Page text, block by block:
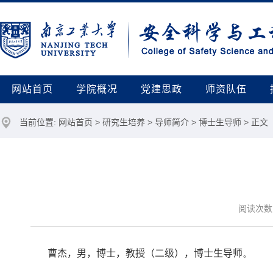
网站首页 学院概况 党建思政 师资队伍
当前位置: 网站首页 > 研究生培养 > 导师简介 > 博士生导师 > 正文
阅读次
曹杰，男，博士，教授（二级），博士生导师。